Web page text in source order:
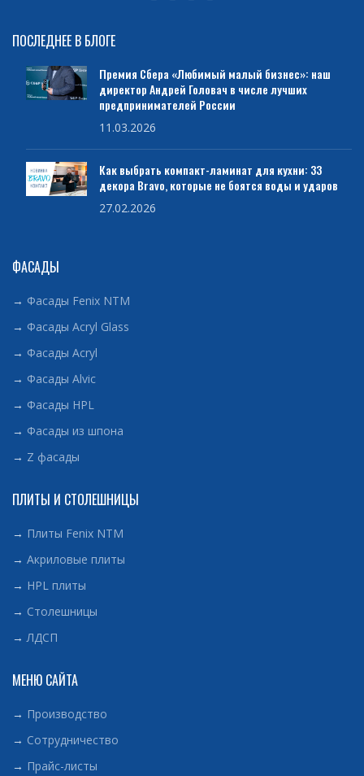
ПОСЛЕДНЕЕ В БЛОГЕ
Премия Сбера «Любимый малый бизнес»: наш
директор Андрей Головач в числе лучших
предпринимателей России
11.03.2026
Как выбрать компакт-ламинат для кухни: 33
декора Bravo, которые не боятся воды и ударов
27.02.2026
ФАСАДЫ
→ Фасады Fenix NTM
→ Фасады Acryl Glass
→ Фасады Acryl
→ Фасады Alvic
→ Фасады HPL
→ Фасады из шпона
→ Z фасады
ПЛИТЫ И СТОЛЕШНИЦЫ
→ Плиты Fenix NTM
→ Акриловые плиты
→ HPL плиты
→ Столешницы
→ЛДСП
МЕНЮ САЙТА
→ Производство
→ Сотрудничество
→ Прайс-листы